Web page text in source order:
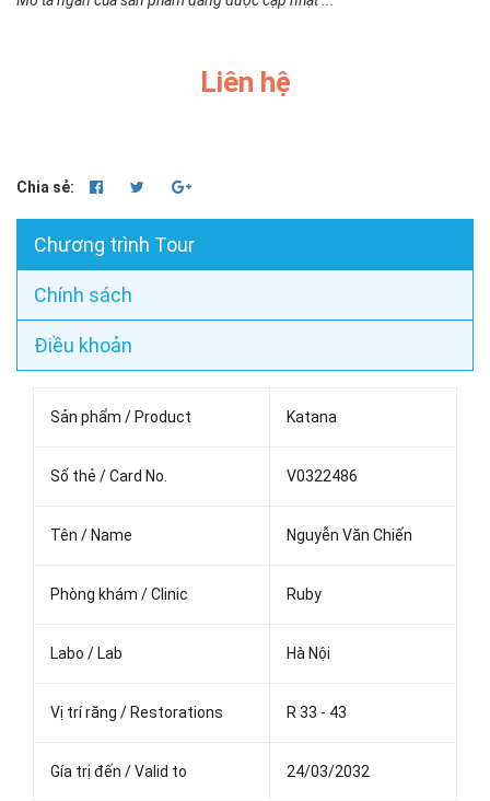
Liên hệ
Chia sẻ:
Chương trình Tour
Chính sách
Điều khoản
Sản phẩm / Product Katana
Số thẻ / Card No. V0322486
Tên / Name Nguyễn Văn Chiến
Phòng khám / Clinic Ruby
Labo / Lab Hà Nội
Vị trí răng / Restorations R 33 - 43
Gía trị đến / Valid to 24/03/2032